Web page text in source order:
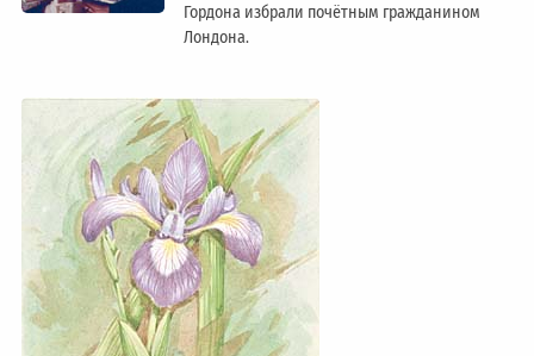
Гордона избрали почётным гражданином
Лондонa.